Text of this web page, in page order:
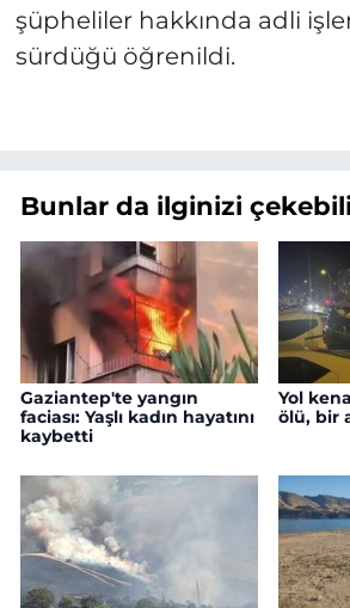
şüpheliler hakkında adli
sürdüğü öğrenildi.
Bunlar da ilginizi
Gaziantep'te yangın
faciası: Yaşlı kadın hayatını
kaybetti
Yol
ölü, bir